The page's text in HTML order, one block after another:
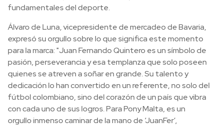
fundamentales del deporte.
Álvaro de Luna, vicepresidente de mercadeo de Bavaria,
expresó su orgullo sobre lo que significa este momento
para la marca: "Juan Fernando Quintero es un símbolo de
pasión, perseverancia y esa templanza que solo poseen
quienes se atreven a soñar en grande. Su talento y
dedicación lo han convertido en un referente, no solo del
fútbol colombiano, sino del corazón de un país que vibra
con cada uno de sus logros. Para Pony Malta, es un
orgullo inmenso caminar de la mano de ‘JuanFer’,